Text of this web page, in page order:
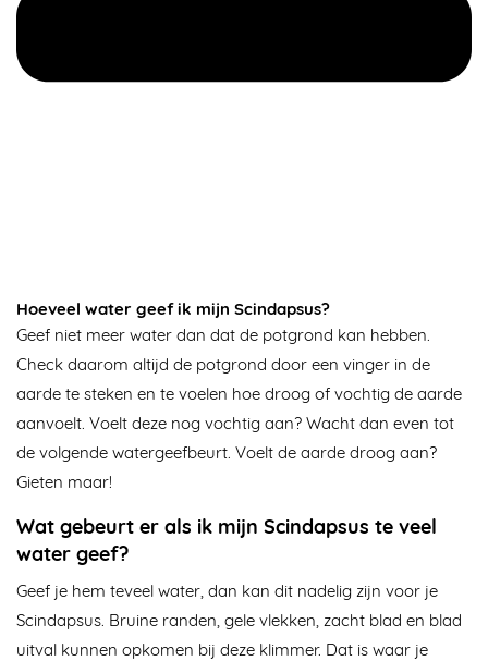
Hoeveel water geef ik mijn Scindapsus?
Geef niet meer water dan dat de potgrond kan hebben.
Check daarom altijd de potgrond door een vinger in de
aarde te steken en te voelen hoe droog of vochtig de aarde
aanvoelt. Voelt deze nog vochtig aan? Wacht dan even tot
de volgende watergeefbeurt. Voelt de aarde droog aan?
Gieten maar!
Wat gebeurt er als ik mijn Scindapsus te veel
water geef?
Geef je hem teveel water, dan kan dit nadelig zijn voor je
Scindapsus. Bruine randen, gele vlekken, zacht blad en blad
uitval kunnen opkomen bij deze klimmer. Dat is waar je